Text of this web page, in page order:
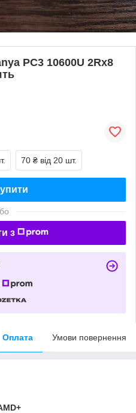
PC3 10600U 2Rx8
70 ₴ від 20 шт.
з
Оплата Умови повернення